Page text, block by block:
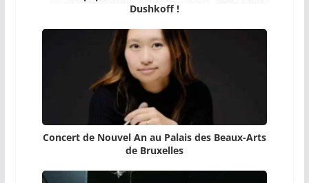
Dushkoff !
Concert de Nouvel An au Palais des Beaux-Arts
de Bruxelles